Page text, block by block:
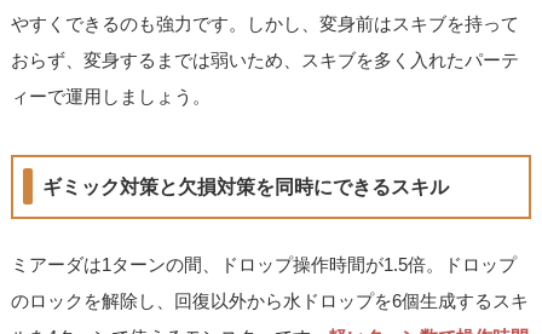
やすくできるのも強力です。しかし、変身前はスキブを持って
おらず、変身するまでは弱いため、スキブを多く入れたパーテ
ィーで運用しましょう。
ギミック対策と欠損対策を同時にできるスキル
ミアーダは1ターンの間、ドロップ操作時間が1.5倍。ドロップ
のロックを解除し、回復以外から水ドロップを6個生成するスキ